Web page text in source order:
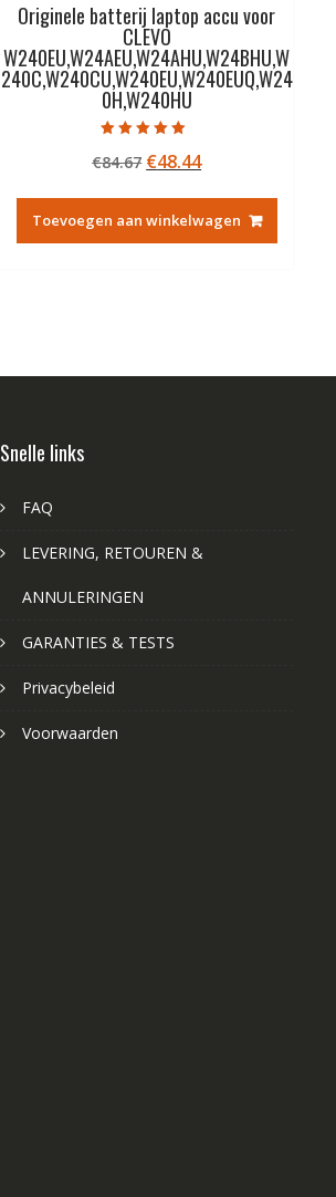
Originele batterij laptop accu voor
CLEVO
W240EU,W24AEU,W24AHU,W24BHU,W
240C,W240CU,W240EU,W240EUQ,W24
0H,W240HU
5.00
uit 5
€84.67 Oorspronkelijke
was:
€84.67.
€48.44Huidige
€48.44.
Toevoegen aan winkelwagen
Snelle links
FAQ
LEVERING, RETOUREN &
ANNULERINGEN
GARANTIES & TESTS
Privacybeleid
Voorwaarden